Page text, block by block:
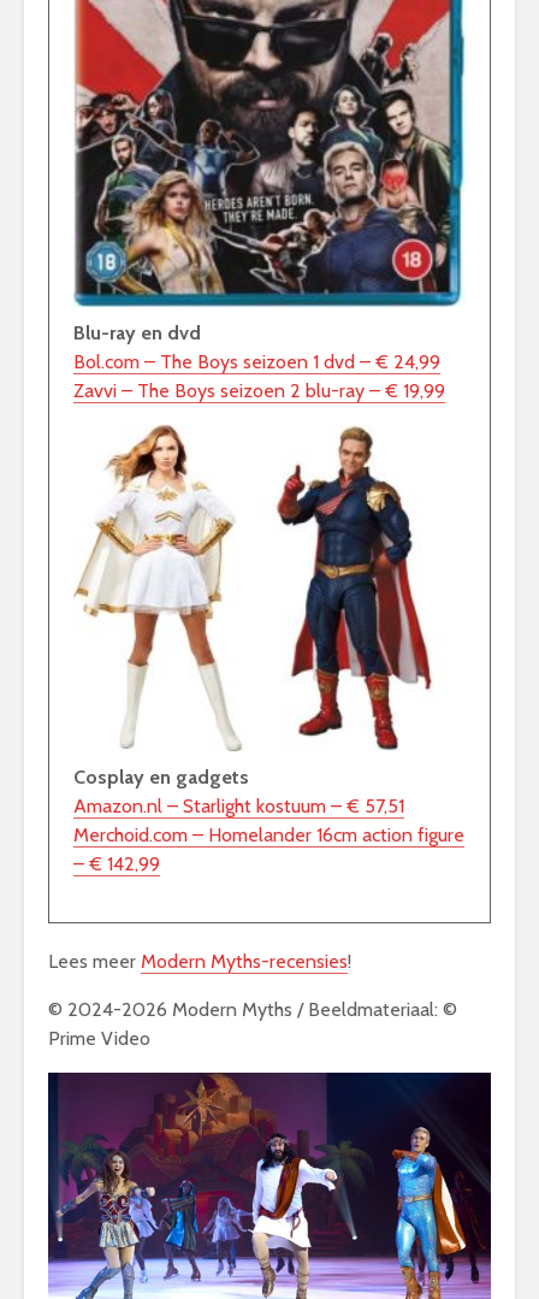
Blu-ray en dvd
Bol.com – The Boys seizoen 1 dvd – € 24,99
Zavvi – The Boys seizoen 2 blu-ray – € 19,99
Cosplay en gadgets
Amazon.nl – Starlight kostuum – € 57,51
Merchoid.com – Homelander 16cm action figure
– € 142,99
Lees meer Modern Myths-recensies!
© 2024-2026 Modern Myths / Beeldmateriaal: ©
Prime Video